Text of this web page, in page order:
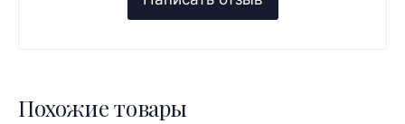
Похожие товары